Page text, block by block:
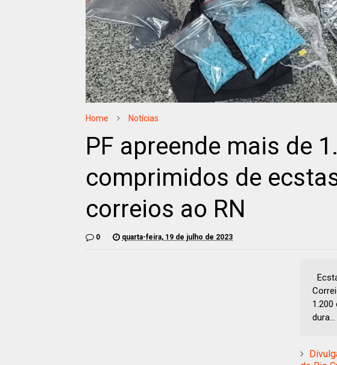
Home Notícias
PF apreende mais de
comprimidos de
correios ao RN
0 quarta-feira, 19 de julho de 2023
dura...